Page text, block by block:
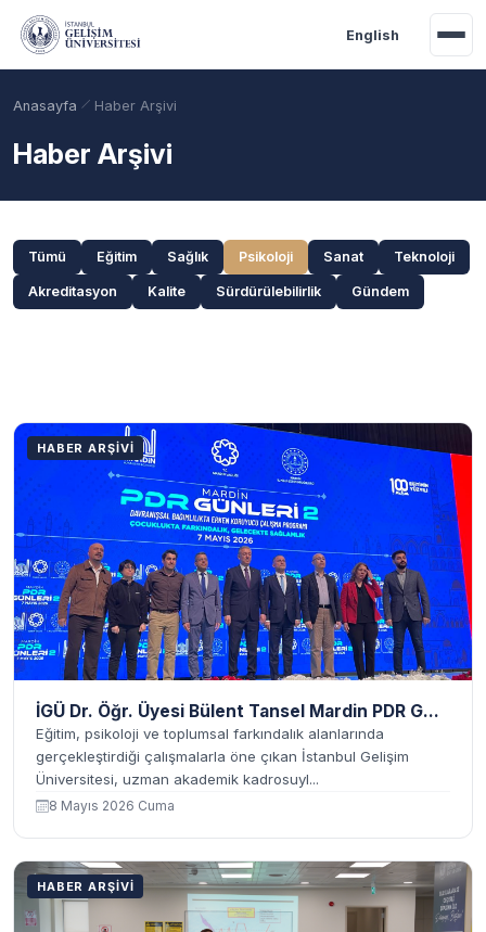
Ana içeriğe geç
English
Anasayfa Haber Arşivi
Haber Arşivi
Kategoriler ve Arama
Tümü Eğitim Sağlık Psikoloji Sanat Teknoloji
Akreditasyon Kalite Sürdürülebilirlik Gündem
Haberler
HABER ARŞIVI
İGÜ Dr. Öğr. Üyesi Bülent Tansel Mardin PDR G...
Eğitim, psikoloji ve toplumsal farkındalık alanlarında
gerçekleştirdiği çalışmalarla öne çıkan İstanbul Gelişim
Üniversitesi, uzman akademik kadrosuyl...
8 Mayıs 2026 Cuma
HABER ARŞIVI